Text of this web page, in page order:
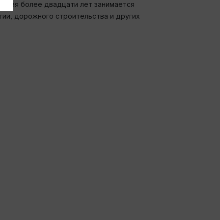
более двадцати лет занимается
дорожного строительства и других